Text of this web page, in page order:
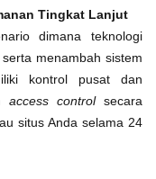
Tingkat Lanjut
dimana teknologi
menambah sistem
kontrol pusat dan
access controlsecara
situs Anda selama 24